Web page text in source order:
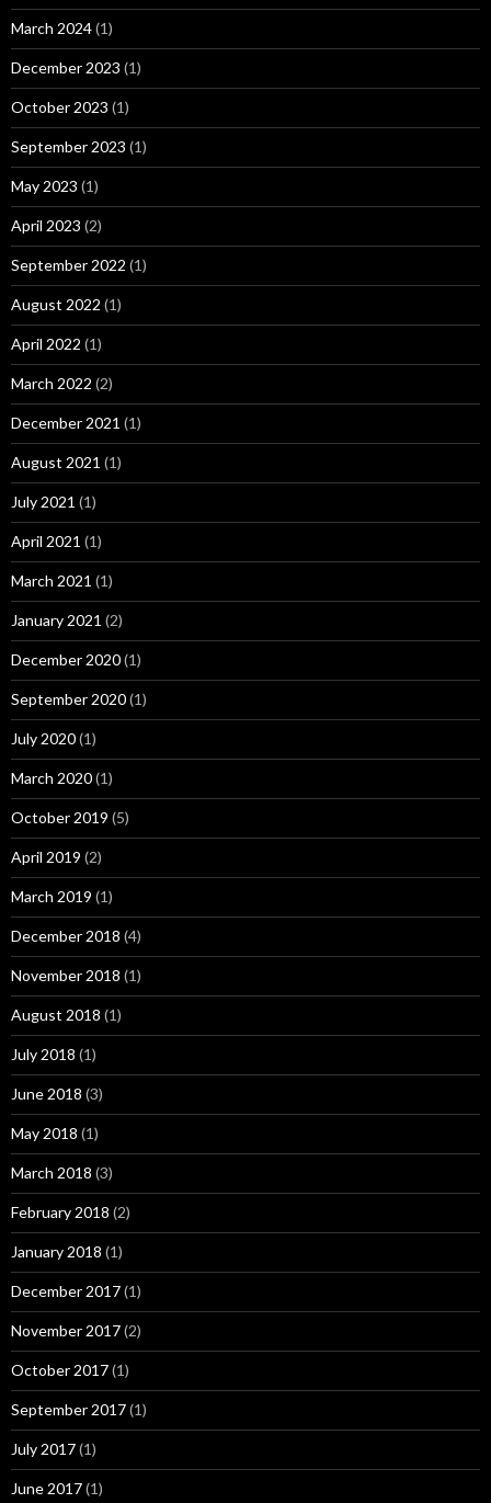
March 2024(1)
December 2023 (1)
October 2023 (1)
September 2023 (1)
May 2023 (1)
April 2023 (2)
September 2022 (1)
August 2022 (1)
April 2022 (1)
March 2022 (2)
December 2021 (1)
August 2021 (1)
July 2021 (1)
April 2021 (1)
March 2021 (1)
January 2021 (2)
December 2020(1)
September 2020(1)
July 2020(1)
March 2020(1)
October 2019 (5)
April 2019 (2)
March 2019 (1)
December 2018 (4)
November 2018 (1)
August 2018 (1)
July 2018 (1)
June 2018 (3)
May 2018 (1)
March 2018 (3)
February 2018 (2)
January 2018 (1)
December 2017(1)
November 2017(2)
October 2017(1)
September 2017(1)
July 2017(1)
June 2017(1)